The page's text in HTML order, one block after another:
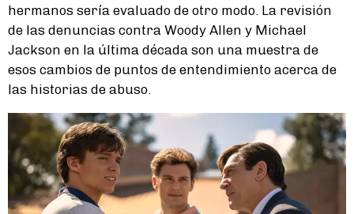
hermanos sería evaluado de otro modo. La revisión
de las denuncias contra Woody Allen y Michael
Jackson en la última década son una muestra de
esos cambios de puntos de entendimiento acerca de
las historias de abuso.